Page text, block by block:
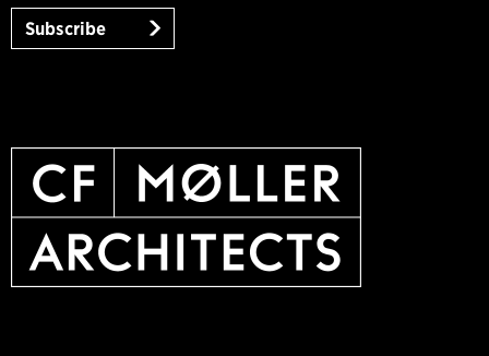
Subscribe